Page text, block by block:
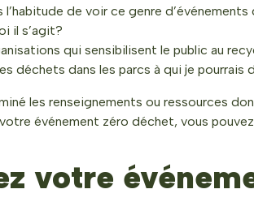
de voir ce genre
il s’agit?
qui sensibilisent le public au
déchets dans les parcs à qui je pourrais
les renseignements ou ressources
événement zéro déchet, vous
votre